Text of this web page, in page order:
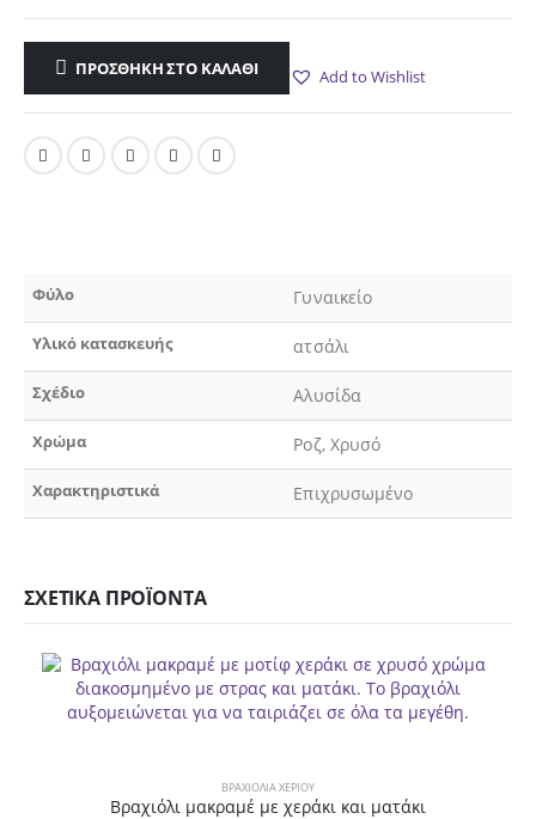
ΠΡΟΣΘΉΚΗ ΣΤΟ ΚΑΛΆΘΙ Add to Wishlist
Φύλο Γυναικείο
Υλικό κατασκευής ατσάλι
Σχέδιο Αλυσίδα
Χρώμα Ροζ, Χρυσό
Χαρακτηριστικά Επιχρυσωμένο
ΣΧΕΤΙΚΆ ΠΡΟΪΌΝΤΑ
ΒΡΑΧΙΌΛΙΑ ΧΕΡΙΟΎ
Βραχιόλι μακραμέ με χεράκι και ματάκι